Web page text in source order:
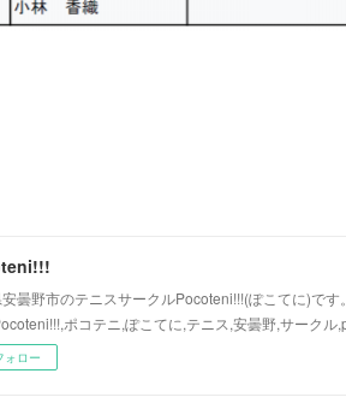
曇野市のテニスサークルPocoteni!!!(ぽこてに)で
ポコテニ,ぽこてに,テニス,安曇野,サークル
ォロー